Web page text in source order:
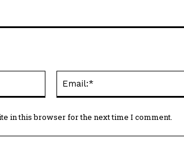
in this browser for the next time I comment.